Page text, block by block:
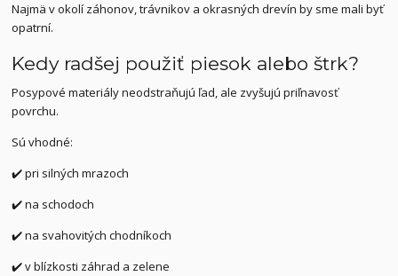
Najmä v okolí záhonov, trávnikov a okrasných drevín by sme mali byť
opatrní.
Kedy radšej použiť piesok alebo štrk?
Posypové materiály neodstraňujú ľad, ale zvyšujú priľnavosť
povrchu.
Sú vhodné:
✔️ pri silných mrazoch
✔️ na schodoch
✔️ na svahovitých chodníkoch
✔️ v blízkosti záhrad a zelene